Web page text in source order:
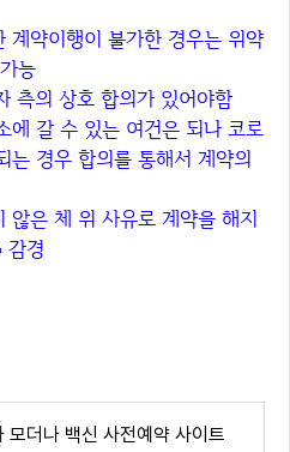
계약이행이 불가한 경우는 위약
능
측의 상호 합의가 있어야함
에 갈 수 있는 여건은 되나 코로
는 경우 합의를 통해서 계약의
않은 체 위 사유로 계약을 해지
감경
모더나 백신 사전예약 사이트